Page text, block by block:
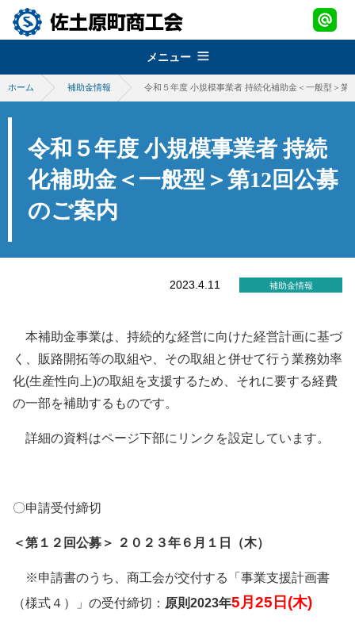
メニュー
組織概要
about
佐土原町商工会
青年部
女性部
support
経営発達支援事業
税務・経理指導・労働保険事務
需要動向調査
セミナー・講座
地域振興事業
promotion
地域振興事業
さどわらブランド
さどわらブランド
会員紹介
ログイン
会員ログイン
新規登録
ホーム 補助金情報 令和５年度 小規模事業者 持続化補助金＜一般型＞第
令和５年度 小規模事業者 持続
化補助金＜一般型＞第12回公募
のご案内
2023.4.11 補助金情報
本補助金事業は、持続的な経営に向けた経営計画に基づ
く、販路開拓等の取組や、その取組と併せて行う業務効率
化(生産性向上)の取組を支援するため、それに要する経費
の一部を補助するものです。
詳細の資料はページ下部にリンクを設定しています。
〇申請受付締切
＜第１２回公募＞ ２０２３年６月１日（木）
※申請書のうち、商工会が交付する「事業支援計画書
（様式４）」の受付締切： 原則2023年5月25日(木)